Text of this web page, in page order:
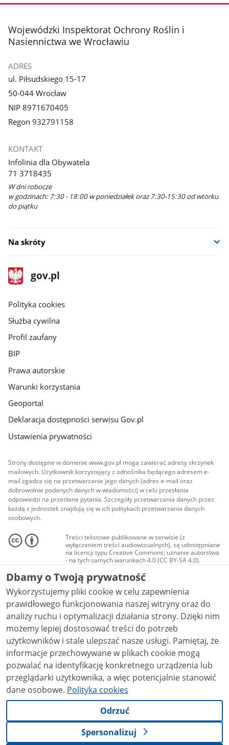
stopka
Wojewódzki Inspektorat Ochrony Roślin i
Nasiennictwa we Wrocławiu
ADRES
ul. Piłsudskiego 15-17
50-044 Wrocław
NIP 8971670405
Regon 932791158
KONTAKT
Infolinia dla Obywatela
71 3718435
W dni robocze
w godzinach: 7:30 - 18:00 w poniedziałek oraz 7:30-15:30 od wtorku
do piątku
Na skróty
stopka
gov.pl
Strona
gov.pl
gov.pl
Polityka cookies
Służba cywilna
Profil zaufany
BIP
Prawa autorskie
Warunki korzystania
Geoportal
Deklaracja dostępności serwisu Gov.pl
Ustawienia prywatności
Strony dostępne w domenie www.gov.pl mogą zawierać adresy skrzynek
mailowych. Użytkownik korzystający z odnośnika będącego adresem e-
mail zgadza się na przetwarzanie jego danych (adres e-mail oraz
dobrowolnie podanych danych w wiadomości) w celu przesłania
odpowiedzi na przesłane pytania. Szczegóły przetwarzania danych przez
każdą z jednostek znajdują się w ich politykach przetwarzania danych
osobowych.
Treści tekstowe publikowane w serwisie (z
wyłączeniem treści audiowizualnych), są udostępniane
na licencji typu Creative Commons: uznanie autorstwa
- na tych samych warunkach 4.0 (CC BY-SA 4.0).
Materiały audiowizualne, w tym zdjęcia, materiały
audio i wideo, są udostępniane na licencji typu
Creative Commons: uznanie autorstwa użycie
niekomercyjne - bez utworów zależnych 4.0 (CC BY-
NC-ND 4.0), o ile nie jest to stwierdzone inaczej.
Dbamy o Twoją prywatność
Wykorzystujemy pliki cookie w celu zapewnienia
prawidłowego funkcjonowania naszej witryny oraz do
analizy ruchu i optymalizacji działania strony. Dzięki nim
możemy lepiej dostosować treści do potrzeb
użytkowników i stale ulepszać nasze usługi. Pamiętaj, że
informacje przechowywane w plikach cookie mogą
pozwalać na identyfikację konkretnego urządzenia lub
przeglądarki użytkownika, a więc potencjalnie stanowić
dane osobowe. Polityka cookies
Odrzuć
Spersonalizuj